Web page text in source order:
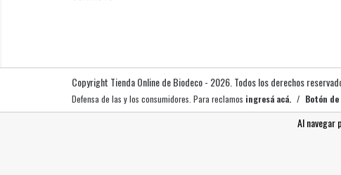
Al navegar
Copyright Tienda Online de Biodeco - 2026. Todos los derechos
Defensa de las y los consumidores. Para reclamos ingresá acá. / Botón